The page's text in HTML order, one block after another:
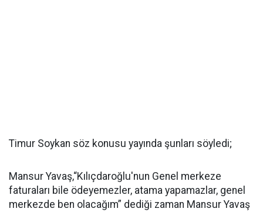
Timur Soykan söz konusu yayında şunları söyledi;
Mansur Yavaş,“Kılıçdaroğlu'nun Genel merkeze
faturaları bile ödeyemezler, atama yapamazlar, genel
merkezde ben olacağım” dediği zaman Mansur Yavaş